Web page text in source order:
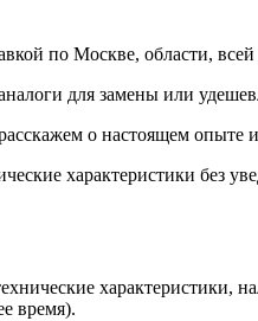
по Москве, области,
для замены или
о настоящем опыте
характеристики без
характеристики,
время).